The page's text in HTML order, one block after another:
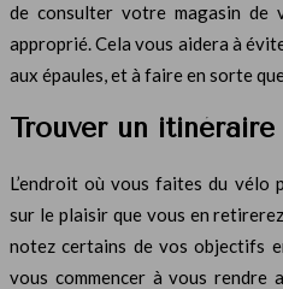
de consulter votre magasin de
approprié. Cela vous aidera à
aux épaules, et à faire en sorte
Trouver un itinéraire
L’endroit où vous faites du
sur le plaisir que vous en
notez certains de vos objectifs
vous commencer à vous rendre